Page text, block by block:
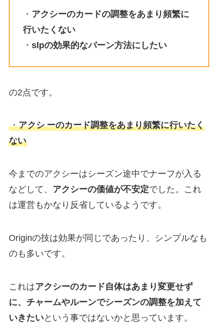
・ アクシーのカードの調整をあまり頻繁に
行いたくない
・ slpの効果的なバーン方法にしたい
の2点です。
・アクシ ーのカード調整をあまり頻繁に行いたく
ない
今までのアクシーはシーズン途中でナーフが入る
などして、 アクシーの価値が不安定でした。これ
は運営もかなり反省しているようです。
Originの技は効果が同じであったり、シンプルなも
のも多いです。
これはアクシーのカード自体はあまり変更せず
に、チャームやルーンでシーズンの調整を加えて
いきたいという事ではないかと思っています。